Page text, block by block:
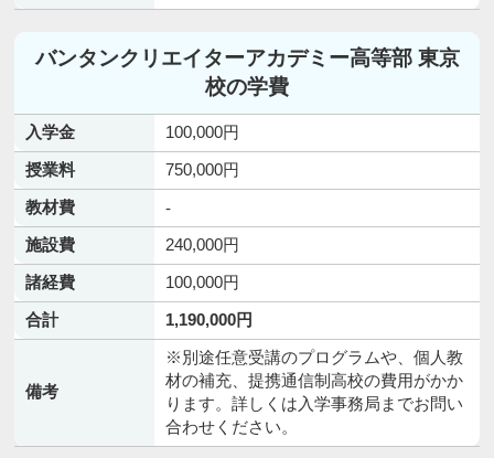
バンタンクリエイターアカデミー高等部 東京
校の学費
入学金
100,000円
授業料
750,000円
教材費
-
施設費
240,000円
諸経費
100,000円
合計
1,190,000円
備考
※別途任意受講のプログラムや、個人教
材の補充、提携通信制高校の費用がかか
ります。詳しくは入学事務局までお問い
合わせください。